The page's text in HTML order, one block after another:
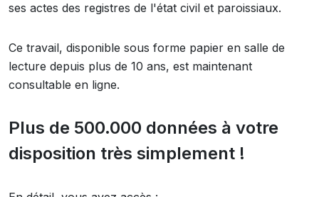
ses actes des registres de l'état civil et paroissiaux.
Ce travail, disponible sous forme papier en salle de
lecture depuis plus de 10 ans, est maintenant
consultable en ligne.
Plus de 500.000 données à votre
disposition très simplement !